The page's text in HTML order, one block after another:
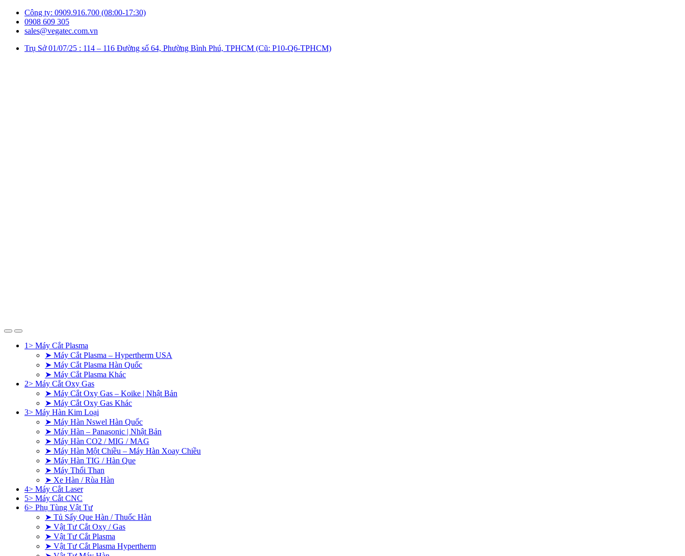
Công ty: 0909.916.700 (08:00-17:30)
0908 609 305
sales@vegatec.com.vn
Trụ Sở 01/07/25 : 114 – 116 Đường số 64, Phường Bình Phú, TPHCM (Cũ: P10-Q6-TPHCM)
1> Máy Cắt Plasma
➤ Máy Cắt Plasma – Hypertherm USA
➤ Máy Cắt Plasma Hàn Quốc
➤ Máy Cắt Plasma Khác
2> Máy Cắt Oxy Gas
➤ Máy Cắt Oxy Gas – Koike | Nhật Bản
➤ Máy Cắt Oxy Gas Khác
3> Máy Hàn Kim Loại
➤ Máy Hàn Nswel Hàn Quốc
➤ Máy Hàn – Panasonic | Nhật Bản
➤ Máy Hàn CO2 / MIG / MAG
➤ Máy Hàn Một Chiều – Máy Hàn Xoay Chiều
➤ Máy Hàn TIG / Hàn Que
➤ Máy Thổi Than
➤ Xe Hàn / Rùa Hàn
4> Máy Cắt Laser
5> Máy Cắt CNC
6> Phụ Tùng Vật Tư
➤ Tủ Sấy Que Hàn / Thuốc Hàn
➤ Vật Tư Cắt Oxy / Gas
➤ Vật Tư Cắt Plasma
➤ Vật Tư Cắt Plasma Hypertherm